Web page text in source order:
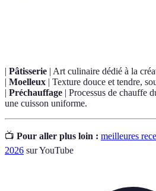
| Pâtisserie | Art culinaire dédié à la
| Moelleux | Texture douce et tendre,
| Préchauffage | Processus de chauffe
une cuisson uniforme.
📺 Pour aller plus loin : meilleures
2026 sur YouTube